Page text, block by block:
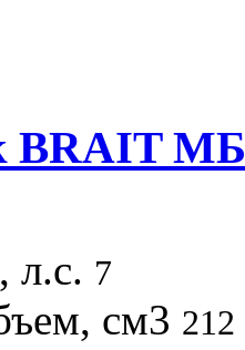
BRAIT
л.с. 7
см3 212